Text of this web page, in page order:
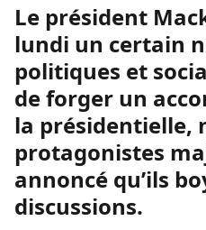
Le président
lundi un certain
politiques et
de forger un
la présidentielle,
protagonistes
annoncé qu’ils
discussions.